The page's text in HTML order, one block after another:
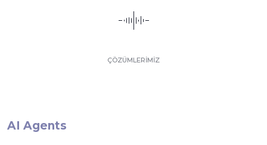
ÇÖZÜMLERİMİZ
AI Agents